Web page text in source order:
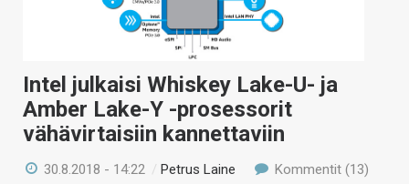
Intel julkaisi Whiskey Lake-U- ja
Amber Lake-Y -prosessorit
vähävirtaisiin kannettaviin
30.8.2018 - 14:22 /Petrus Laine Kommentit (13)